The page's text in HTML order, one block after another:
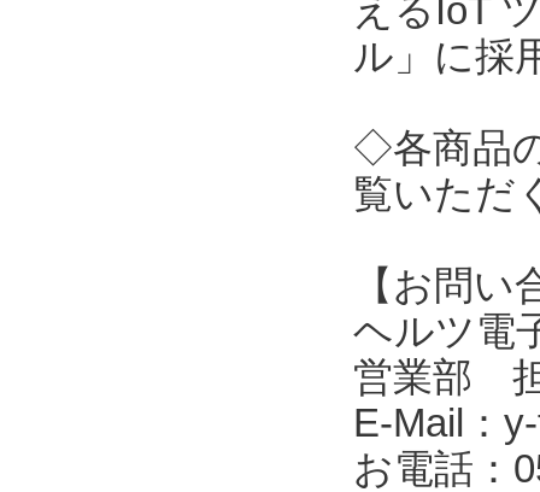
えるIoT
ル」に採
◇各商品
覧いただ
【お問い
ヘルツ電
営業部
E-Mail：
お電話：